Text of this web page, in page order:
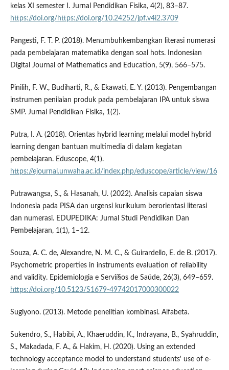
kelas XI semester I. Jurnal Pendidikan Fisika, 4(2), 83–87.
https://doi.org/https://doi.org/10.24252/jpf.v4i2.3709
Pangesti, F. T. P. (2018). Menumbuhkembangkan literasi numerasi
pada pembelajaran matematika dengan soal hots. Indonesian
Digital Journal of Mathematics and Education, 5(9), 566–575.
Pinilih, F. W., Budiharti, R., & Ekawati, E. Y. (2013). Pengembangan
instrumen penilaian produk pada pembelajaran IPA untuk siswa
SMP. Jurnal Pendidikan Fisika, 1(2).
Putra, I. A. (2018). Orientas hybrid learning melalui model hybrid
learning dengan bantuan multimedia di dalam kegiatan
pembelajaran. Eduscope, 4(1).
https://ejournal.unwaha.ac.id/index.php/eduscope/article/view/16
Putrawangsa, S., & Hasanah, U. (2022). Analisis capaian siswa
Indonesia pada PISA dan urgensi kurikulum berorientasi literasi
dan numerasi. EDUPEDIKA: Jurnal Studi Pendidikan Dan
Pembelajaran, 1(1), 1–12.
Souza, A. C. de, Alexandre, N. M. C., & Guirardello, E. de B. (2017).
Psychometric properties in instruments evaluation of reliability
and validity. Epidemiologia e Servií§os de Saúde, 26(3), 649–659.
https://doi.org/10.5123/S1679-49742017000300022
Sugiyono. (2013). Metode penelitian kombinasi. Alfabeta.
Sukendro, S., Habibi, A., Khaeruddin, K., Indrayana, B., Syahruddin,
S., Makadada, F. A., & Hakim, H. (2020). Using an extended
technology acceptance model to understand students' use of e-